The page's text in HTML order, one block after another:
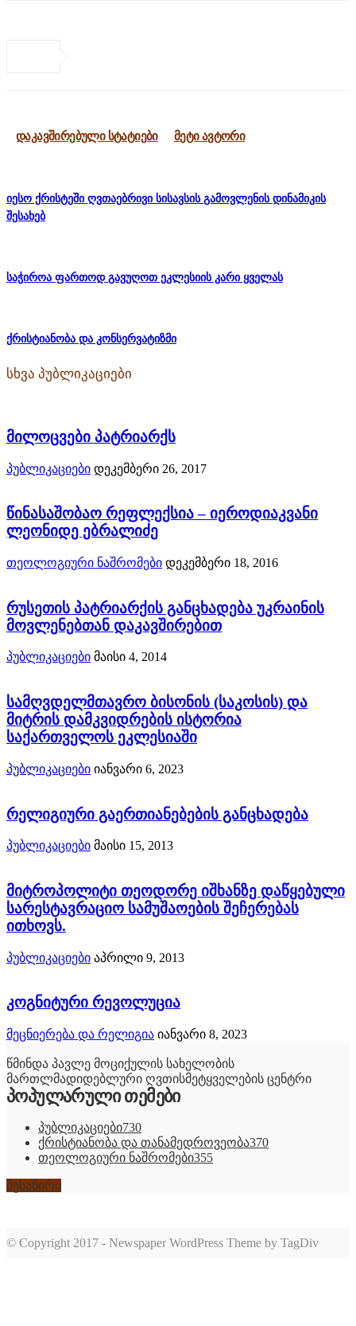
დაკავშირებული სტატიები მეტი ავტორი
იესო ქრისტეში ღვთაებრივი სისავსის გამოვლენის დინამიკის
შესახებ
საჭიროა ფართოდ გავუღოთ ეკლესიის კარი ყველას
ქრისტიანობა და კონსერვატიზმი
სხვა პუბლიკაციები
მილოცვები პატრიარქს
პუბლიკაციები დეკემბერი 26, 2017
წინასაშობაო რეფლექსია – იეროდიაკვანი
ლეონიდე ებრალიძე
თეოლოგიური ნაშრომები დეკემბერი 18, 2016
რუსეთის პატრიარქის განცხადება უკრაინის
მოვლენებთან დაკავშირებით
პუბლიკაციები მაისი 4, 2014
სამღვდელმთავრო ბისონის (საკოსის) და
მიტრის დამკვიდრების ისტორია
საქართველოს ეკლესიაში
პუბლიკაციები იანვარი 6, 2023
რელიგიური გაერთიანებების განცხადება
პუბლიკაციები მაისი 15, 2013
მიტროპოლიტი თეოდორე იშხანზე დაწყებული
სარესტავრაციო სამუშაოების შეჩერებას
ითხოვს.
პუბლიკაციები აპრილი 9, 2013
კოგნიტური რევოლუცია
მეცნიერება და რელიგია იანვარი 8, 2023
წმინდა პავლე მოციქულის სახელობის
მართლმადიდებლური ღვთისმეტყველების ცენტრი
პოპულარული თემები
პუბლიკაციები730
ქრისტიანობა და თანამედროვეობა370
თეოლოგიური ნაშრომები355
შესაწირი
© Copyright 2017 - Newspaper WordPress Theme by TagDiv